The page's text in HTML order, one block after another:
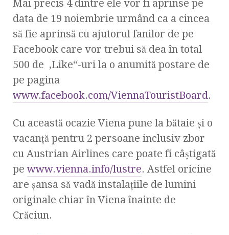
Mai precis 4 dintre ele vor fi aprinse pe
data de 19 noiembrie urmând ca a cincea
să fie aprinsă cu ajutorul fanilor de pe
Facebook care vor trebui să dea în total
500 de ‚Like“-uri la o anumită postare de
pe pagina
www.facebook.com/ViennaTouristBoard.
Cu această ocazie Viena pune la bătaie şi o
vacanţă pentru 2 persoane inclusiv zbor
cu Austrian Airlines care poate fi câştigată
pewww.vienna.info/lustre. Astfel oricine
are şansa să vadă instalaţiile de lumini
originale chiar în Viena înainte de
Crăciun.